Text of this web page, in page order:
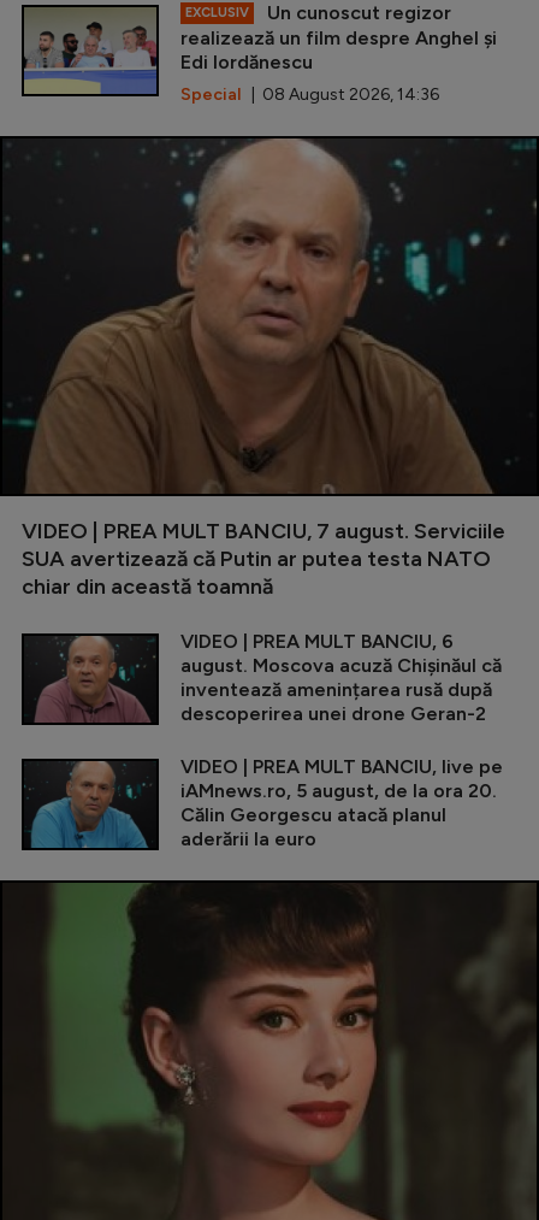
EXCLUSIV
Un cunoscut regizor
realizează un film despre Anghel și
Edi Iordănescu
Special | 08 August 2026, 14:36
VIDEO | PREA MULT BANCIU, 7 august. Serviciile
SUA avertizează că Putin ar putea testa NATO
chiar din această toamnă
VIDEO | PREA MULT BANCIU, 6
august. Moscova acuză Chișinăul că
inventează amenințarea rusă după
descoperirea unei drone Geran-2
VIDEO | PREA MULT BANCIU, live pe
iAMnews.ro, 5 august, de la ora 20.
Călin Georgescu atacă planul
aderării la euro